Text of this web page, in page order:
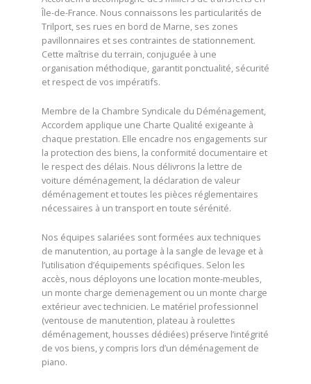
Île-de-France. Nous connaissons les particularités de
Trilport, ses rues en bord de Marne, ses zones
pavillonnaires et ses contraintes de stationnement.
Cette maîtrise du terrain, conjuguée à une
organisation méthodique, garantit ponctualité, sécurité
et respect de vos impératifs.
Membre de la Chambre Syndicale du Déménagement,
Accordem applique une Charte Qualité exigeante à
chaque prestation. Elle encadre nos engagements sur
la protection des biens, la conformité documentaire et
le respect des délais. Nous délivrons la lettre de
voiture déménagement, la déclaration de valeur
déménagement et toutes les pièces réglementaires
nécessaires à un transport en toute sérénité.
Nos équipes salariées sont formées aux techniques
de manutention, au portage à la sangle de levage et à
l’utilisation d’équipements spécifiques. Selon les
accès, nous déployons une location monte-meubles,
un monte charge demenagement ou un monte charge
extérieur avec technicien. Le matériel professionnel
(ventouse de manutention, plateau à roulettes
déménagement, housses dédiées) préserve l’intégrité
de vos biens, y compris lors d’un déménagement de
piano.